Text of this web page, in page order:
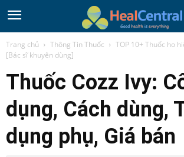
Trang chủ Thông Tin Thuốc
TOP 10+ Thuốc ho
[Bác sĩ khuyên dùng]
Thuốc Cozz Ivy:
dụng, Cách dùng,
dụng phụ, Giá bán